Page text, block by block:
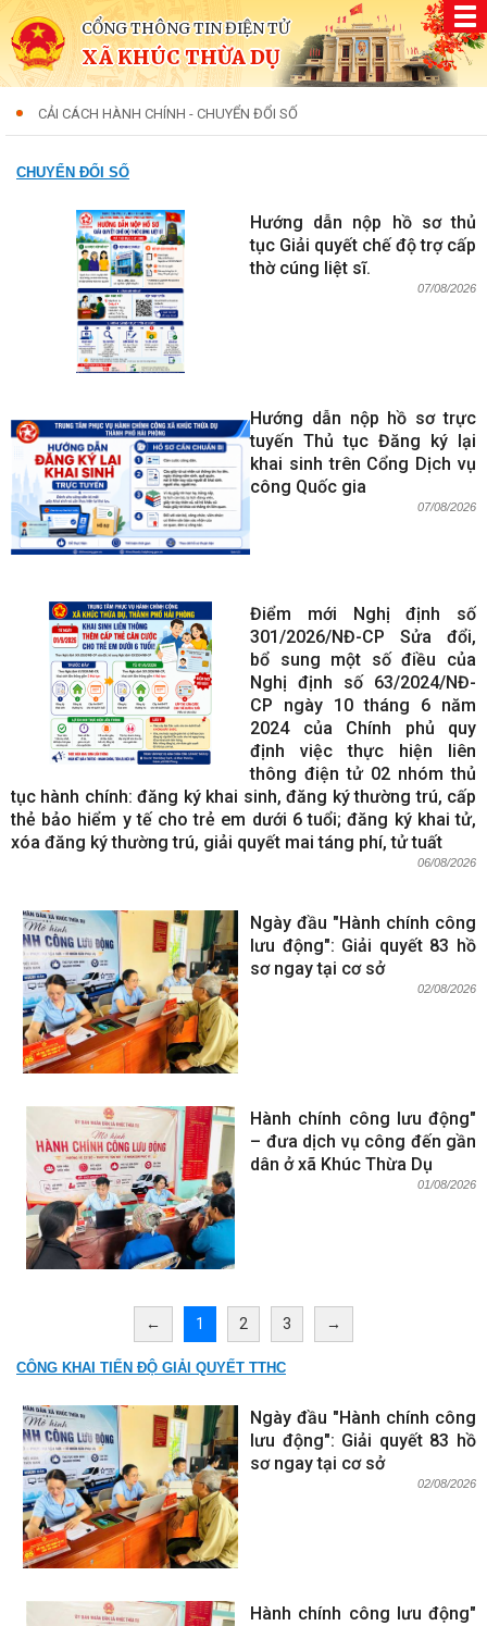
CỔNG THÔNG TIN ĐIỆN TỬ
XÃ KHÚC THỪA DỤ
CẢI CÁCH HÀNH CHÍNH - CHUYỂN ĐỔI SỐ
CHUYỂN ĐỔI SỐ
Hướng dẫn nộp hồ sơ thủ
tục Giải quyết chế độ trợ cấp
thờ cúng liệt sĩ.
07/08/2026
Hướng dẫn nộp hồ sơ trực
tuyến Thủ tục Đăng ký lại
khai sinh trên Cổng Dịch vụ
công Quốc gia
07/08/2026
Điểm mới Nghị định số
301/2026/NĐ-CP Sửa đổi,
bổ sung một số điều của
Nghị định số 63/2024/NĐ-
CP ngày 10 tháng 6 năm
2024 của Chính phủ quy
định việc thực hiện liên
thông điện tử 02 nhóm thủ
tục hành chính: đăng ký khai sinh, đăng ký thường trú, cấp
thẻ bảo hiểm y tế cho trẻ em dưới 6 tuổi; đăng ký khai tử,
xóa đăng ký thường trú, giải quyết mai táng phí, tử tuất
06/08/2026
Ngày đầu "Hành chính công
lưu động": Giải quyết 83 hồ
sơ ngay tại cơ sở
02/08/2026
Hành chính công lưu động"
– đưa dịch vụ công đến gần
dân ở xã Khúc Thừa Dụ
01/08/2026
← 1 2 3 →
CÔNG KHAI TIẾN ĐỘ GIẢI QUYẾT TTHC
Ngày đầu "Hành chính công
lưu động": Giải quyết 83 hồ
sơ ngay tại cơ sở
02/08/2026
Hành chính công lưu động"